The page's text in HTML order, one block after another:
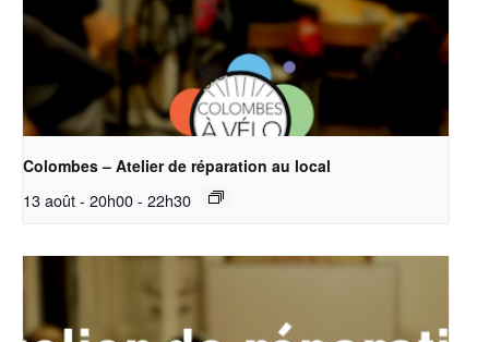
Colombes – Atelier de réparation au local
13 août - 20h00- 22h30